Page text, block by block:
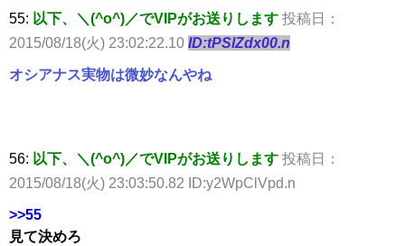
55: 以下、＼(^o^)／でVIPがお送りします 投稿日：
2015/08/18(火) 23:02:22.10 ID:tPSlZdx00.n
オシアナス実物は微妙なんやね
56: 以下、＼(^o^)／でVIPがお送りします 投稿日：
2015/08/18(火) 23:03:50.82 ID:y2WpClVpd.n
>>55
見て決めろ